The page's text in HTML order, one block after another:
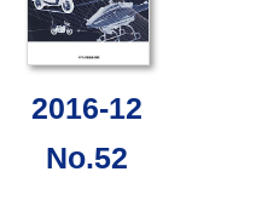
2016-12
No.52